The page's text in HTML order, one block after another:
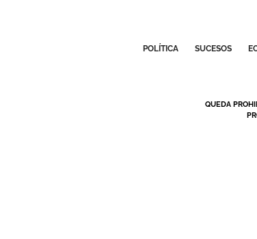
POLÍTICA SUCESOS
QUEDA